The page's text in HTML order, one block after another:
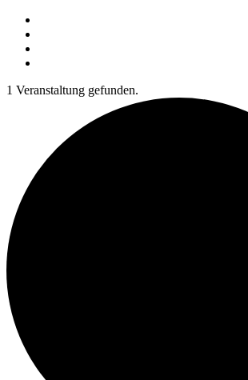
1 Veranstaltung gefunden.